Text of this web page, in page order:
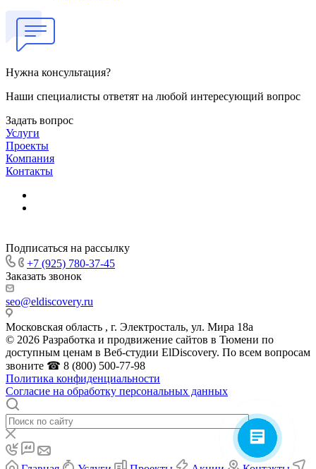
Нужна консультация?
Наши специалисты ответят на любой интересующий вопрос
Задать вопрос
Услуги
Проекты
Компания
Контакты
Подписаться на рассылку
+7 (925) 780-37-45
Заказать звонок
seo@eldiscovery.ru
Московская область , г. Электросталь, ул. Мира 18а
© 2026 Разработка и продвижение сайтов в Тюмени по
доступным ценам в Веб-студии ElDiscovery. По всем вопросам
звоните ☎ 8 (800) 500-77-98
Политика конфиденциальности
Согласие на обработку персональных данных